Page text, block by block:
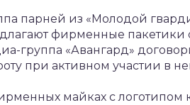
парней из «Молодой
фирменные пакетики
группа «Авангард»
при активном участии в
майках с логотипом